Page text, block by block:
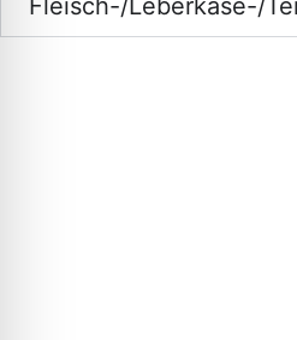
Fleisch-/Leberkäse-/